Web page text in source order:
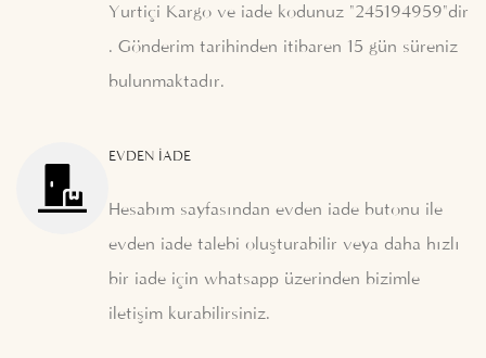
Yurtiçi Kargo ve iade kodunuz "245194959"dir
. Gönderim tarihinden itibaren 15 gün süreniz
bulunmaktadır.
EVDEN İADE
Hesabım sayfasından evden iade butonu ile
evden iade talebi oluşturabilir veya daha hızlı
bir iade için whatsapp üzerinden bizimle
iletişim kurabilirsiniz.